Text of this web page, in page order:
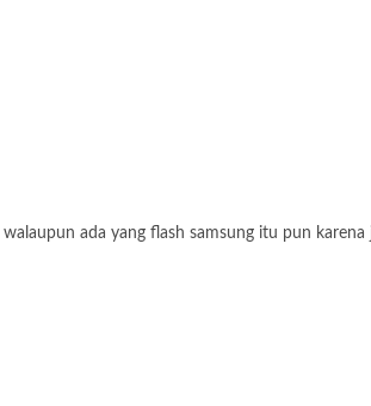
ada yang flash samsung itu pun